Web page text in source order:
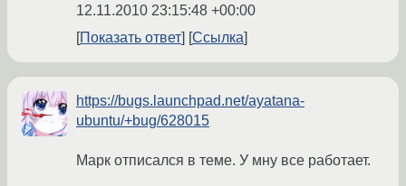
12.11.2010 23:15:48 +00:00
Показать ответ
Ссылка
https://bugs.launchpad.net/ayatana-
ubuntu/+bug/628015
Марк отписался в теме. У мну все работает.